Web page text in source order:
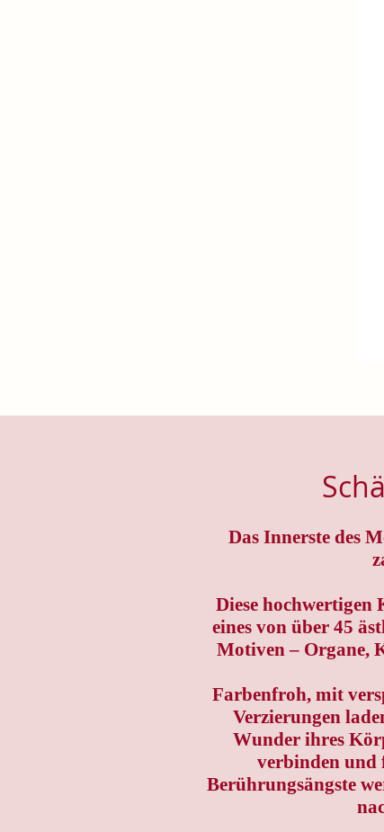
Das Innerste des
Diese hochwertigen
eines von über 45
Motiven – Organe,
Farbenfroh, mit
Verzierungen
Wunder ihres
verbinden und
Berührungsängste